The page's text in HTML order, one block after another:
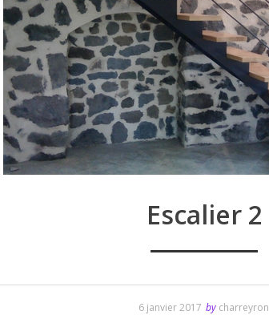
Escalier 2
6 janvier 2017 by charreyron